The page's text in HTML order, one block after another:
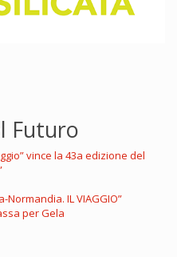
Futuro
vince la 43a edizione del
IL VIAGGIO”
per Gela